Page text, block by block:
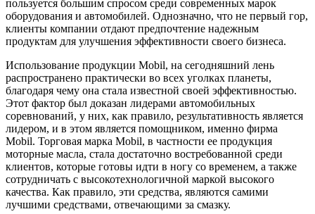
пользуется большим спросом среди современных марок
оборудования и автомобилей. Однозначно, что не первый гор,
клиенты компании отдают предпочтение надежным
продуктам для улучшения эффективности своего бизнеса.
Использование продукции Mobil, на сегодняшний лень
распространено практически во всех уголках планеты,
благодаря чему она стала известной своей эффективностью.
Этот фактор был доказан лидерами автомобильных
соревнований, у них, как правило, результативность является
лидером, и в этом является помощником, именно фирма
Mobil. Торговая марка Mobil, в частности ее продукция
моторные масла, стала достаточно востребованной среди
клиентов, которые готовы идти в ногу со временем, а также
сотрудничать с высокотехнологичной маркой высокого
качества. Как правило, эти средства, являются самими
лучшими средствами, отвечающими за смазку.